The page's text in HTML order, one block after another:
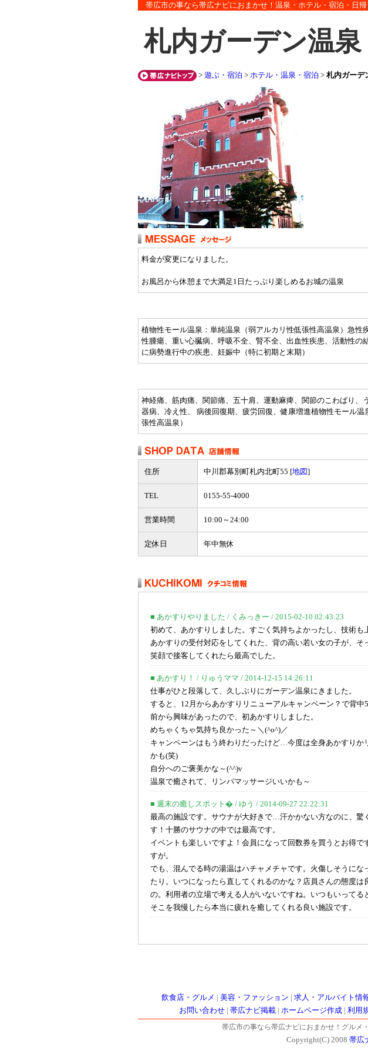
帯広市の事なら帯広ナビにおまかせ！温泉・ホテル・宿泊・日
札内ガーデン温泉
> 遊ぶ・宿泊 > ホテル・温泉・宿泊 > 札内ガーデ
料金が変更になりました。
お風呂から休憩まで大満足1日たっぷり楽しめるお城の温泉
植物性モール温泉：単純温泉（弱アルカリ性低張性高温泉）急性
性腫瘍、重い心臓病、呼吸不全、腎不全、出血性疾患、活動性の
に病勢進行中の疾患、妊娠中（特に初期と末期）
神経痛、筋肉痛、関節痛、五十肩、運動麻痺、関節のこわばり、
器病、冷え性、 病後回復期、疲労回復、健康増進植物性モール
張性高温泉）
住所 中川郡幕別町札内北町55 [地図]
TEL 0155-55-4000
営業時間 10:00～24:00
定休日 年中無休
■ あかすりやりました / くみっきー / 2015-02-10 02:43:23
初めて、あかすりしました。すごく気持ちよかったし、技術も
あかすりの受付対応をしてくれた、背の高い若い女の子が、そ
笑顔で接客してくれたら最高でした。
■ あかすり！ / りゅうママ / 2014-12-15 14:26:11
仕事がひと段落して、久しぶりにガーデン温泉にきました。
すると、12月からあかすりリニューアルキャンペーン？で背中
前から興味があったので、初あかすりしました。
めちゃくちゃ気持ち良かった～＼(^o^)／
キャンペーンはもう終わりだったけど…今度は全身あかすりか
かも(笑)
自分へのご褒美かな～(^^)v
温泉で癒されて、リンパマッサージいいかも～
■ 週末の癒しスポット� / ゆう / 2014-09-27 22:22:31
最高の施設です。サウナが大好きで…汗かかない方なのに、驚
す！十勝のサウナの中では最高です。
イベントも楽しいですよ！会員になって回数券を買うとお得で
すが。
でも、混んでる時の湯温はハチャメチャです。火傷しそうにな
たり。いつになったら直してくれるのかな？店員さんの態度は
の。利用者の立場で考える人がいないですね。いつもいってる
そこを我慢したら本当に疲れを癒してくれる良い施設です。
飲食店・グルメ 美容・ファッション 求人・アルバイト情
お問い合わせ| 帯広ナビ掲載| ホームページ作成| 利用
帯広市の事なら帯広ナビにおまかせ！グルメ
Copyright(C) 2008 帯広